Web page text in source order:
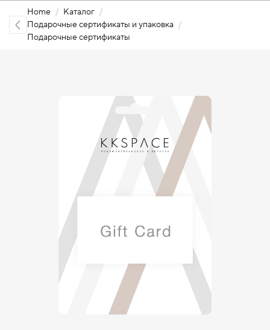
Home
Каталог
Подарочные сертификаты и упаковка
Подарочные сертификаты